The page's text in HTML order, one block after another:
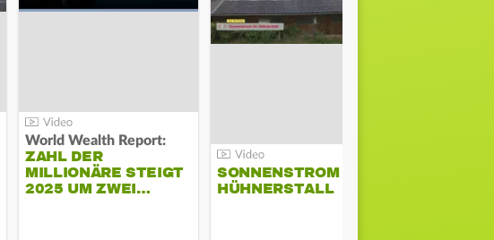
World Wealth Report:
ZAHL DER
MILLIONÄRE STEIGT
2025 UM ZWEI…
SONNENSTROM IM
HÜHNERSTALL